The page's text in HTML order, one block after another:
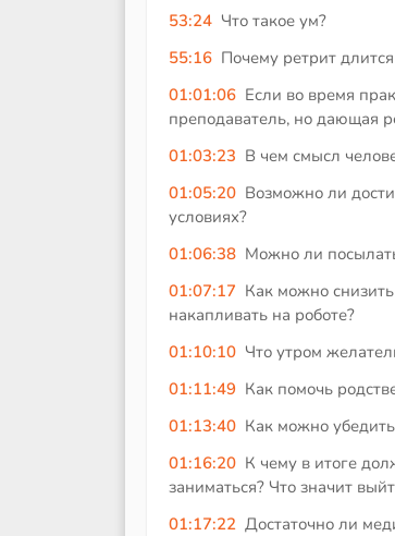
53:24 Что такое ум?
55:16 Почему ретрит
01:01:06 Если во время
преподаватель, но дающая
01:03:23 В чем смысл
01:05:20 Возможно ли
условиях?
01:06:38 Можно ли
01:07:17 Как можно
накапливать на роботе?
01:10:10 Что утром
01:11:49 Как помочь
01:13:40 Как можно
01:16:20 К чему в итоге
заниматься? Что значит
01:17:22 Достаточно ли